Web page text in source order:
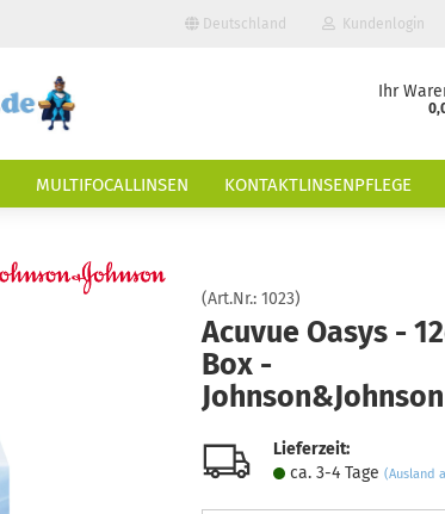
Deutschland Kundenlogin
E-Mail
Passwort vergessen?
Ihr
MULTIFOCALLINSEN KONTAKTLINSENPFLEGE
(Art.Nr.: 1023)
Acuvue Oasys -
Box -
Johnson&Johnson
Lieferzeit:
ca. 3-4 Tage (Ausland